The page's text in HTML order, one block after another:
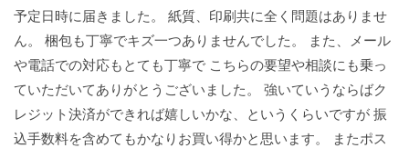
予定日時に届きました。 紙質、印刷共に全く問題はありませ
ん。 梱包も丁寧でキズ一つありませんでした。 また、メール
や電話での対応もとても丁寧で こちらの要望や相談にも乗っ
ていただいてありがとうございました。 強いていうならばク
レジット決済ができれば嬉しいかな、というくらいですが 振
込手数料を含めてもかなりお買い得かと思います。 またポス